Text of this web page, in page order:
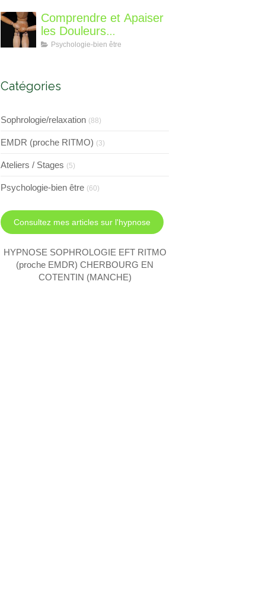
Comprendre et Apaiser
les Douleurs
Neuroplastiques : Une
l'EFT
Psychologie-bien être
Catégories
Sophrologie/relaxation (88)
EMDR (proche RITMO) (3)
Ateliers / Stages (5)
Psychologie-bien être (60)
Consultez mes articles sur l'hypnose
HYPNOSE SOPHROLOGIE EFT RITMO
(proche EMDR) CHERBOURG EN
COTENTIN (MANCHE)